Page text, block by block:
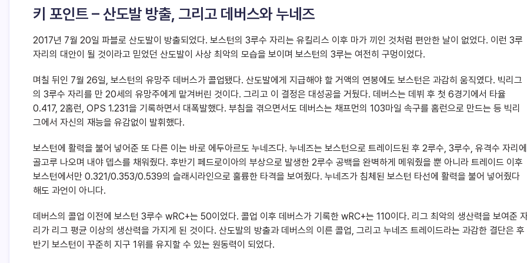
키 포인트 – 산도발 방출, 그리고 데버스와 누네즈
2017년 7월 20일 파블로 산도발이 방출되었다. 보스턴의 3루수 자리는 유킬리스 이후 마가 끼인 것처럼 편안한 날이 없었다. 이런 3루
자리의 대안이 될 것이라고 믿었던 산도발이 사상 최악의 모습을 보이며 보스턴의 3루는 여전히 구멍이었다.
며칠 뒤인 7월 26일, 보스턴의 유망주 데버스가 콜업됐다. 산도발에게 지급해야 할 거액의 연봉에도 보스턴은 과감히 움직였다. 빅리그
의 3루수 자리를 만 20세의 유망주에게 맡겨버린 것이다. 그리고 이 결정은 대성공을 거뒀다. 데버스는 데뷔 후 첫 6경기에서 타율
0.417, 2홈런, OPS 1.231을 기록하면서 대폭발했다. 부침을 겪으면서도 데버스는 채프먼의 103마일 속구를 홈런으로 만드는 등 빅리
그에서 자신의 재능을 유감없이 발휘했다.
보스턴에 활력을 불어 넣어준 또 다른 이는 바로 에두아르도 누네즈다. 누네즈는 보스턴으로 트레이드된 후 2루수, 3루수, 유격수 자리에
골고루 나오며 내야 뎁스를 채워줬다. 후반기 페드로이아의 부상으로 발생한 2루수 공백을 완벽하게 메워줬을 뿐 아니라 트레이드 이후
보스턴에서만 0.321/0.353/0.539의 슬래시라인으로 훌륭한 타격을 보여줬다. 누네즈가 침체된 보스턴 타선에 활력을 불어 넣어줬다
해도 과언이 아니다.
데버스의 콜업 이전에 보스턴 3루수 wRC+는 50이었다. 콜업 이후 데버스가 기록한 wRC+는 110이다. 리그 최악의 생산력을 보여준
리가 리그 평균 이상의 생산력을 가지게 된 것이다. 산도발의 방출과 데버스의 이른 콜업, 그리고 누네즈 트레이드라는 과감한 결단은 후
반기 보스턴이 꾸준히 지구 1위를 유지할 수 있는 원동력이 되었다.